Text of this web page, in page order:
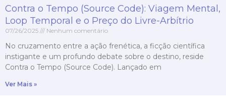
Contra o Tempo (Source Code): Viagem Mental,
Loop Temporal e o Preço do Livre-Arbítrio
07/26/2025 Nenhum comentário
No cruzamento entre a ação frenética, a ficção científica
instigante e um profundo debate sobre o destino, reside
Contra o Tempo (Source Code). Lançado em
Ver Mais »